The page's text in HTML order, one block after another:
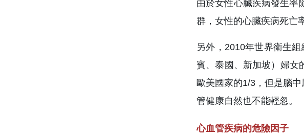
由於女性心臟疾病發生率
群，女性的心臟疾病死亡
另外，2010年世界衛生
賓、泰國、新加坡）婦女
歐美國家的1/3，但是腦
管健康自然也不能輕忽。
心血管疾病的危險因子